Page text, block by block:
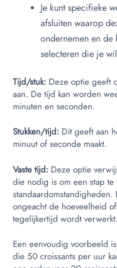
Je kunt specifieke
afsluiten waarop
ondernemen en de
selecteren die je
Tijd/stuk: Deze optie geeft
aan. De tijd kan worden
minuten en seconden.
Stukken/tijd: Dit geeft aan
minuut of seconde maakt.
Vaste tijd: Deze optie
die nodig is om een stap
ongeacht de hoeveelheid
tegelijkertijd wordt verwerkt.
Een eenvoudig voorbeeld
die 50 croissants per uur